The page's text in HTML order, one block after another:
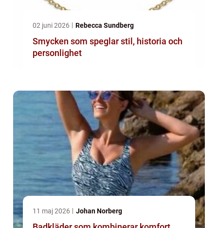
02 juni 2026 Rebecca Sundberg
Smycken som speglar stil, historia och
personlighet
11 maj 2026 Johan Norberg